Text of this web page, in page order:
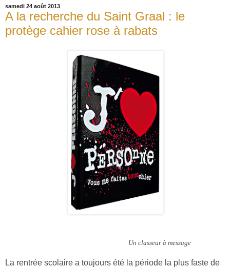
samedi 24 août 2013
A la recherche du Saint Graal : le
protège cahier rose à rabats
Un classeur à message
La rentrée scolaire a toujours été la période la plus faste de